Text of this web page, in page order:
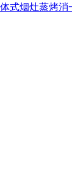
式烟灶蒸烤消